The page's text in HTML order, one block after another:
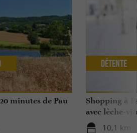
minutes de Pau
Shopping à
avec lèche-
10,1 km -
Détente